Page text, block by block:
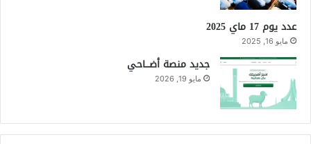
عدد يوم 17 ماي 2025
مايو 16, 2025
جديد منصة أضـــاحي
مايو 19, 2026